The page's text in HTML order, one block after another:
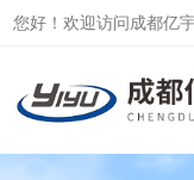
您好！欢迎访问成都亿